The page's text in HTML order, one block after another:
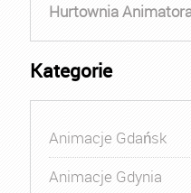
Hurtownia
Kategorie
Animacje Gdańsk
Animacje Gdynia